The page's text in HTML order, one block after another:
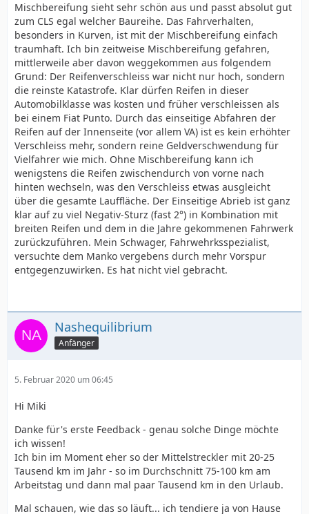
Mischbereifung sieht sehr schön aus und passt absolut gut
zum CLS egal welcher Baureihe. Das Fahrverhalten,
besonders in Kurven, ist mit der Mischbereifung einfach
traumhaft. Ich bin zeitweise Mischbereifung gefahren,
mittlerweile aber davon weggekommen aus folgendem
Grund: Der Reifenverschleiss war nicht nur hoch, sondern
die reinste Katastrofe. Klar dürfen Reifen in dieser
Automobilklasse was kosten und früher verschleissen als
bei einem Fiat Punto. Durch das einseitige Abfahren der
Reifen auf der Innenseite (vor allem VA) ist es kein erhöhter
Verschleiss mehr, sondern reine Geldverschwendung für
Vielfahrer wie mich. Ohne Mischbereifung kann ich
wenigstens die Reifen zwischendurch von vorne nach
hinten wechseln, was den Verschleiss etwas ausgleicht
über die gesamte Lauffläche. Der Einseitige Abrieb ist ganz
klar auf zu viel Negativ-Sturz (fast 2°) in Kombination mit
breiten Reifen und dem in die Jahre gekommenen Fahrwerk
zurückzuführen. Mein Schwager, Fahrwehrksspezialist,
versuchte dem Manko vergebens durch mehr Vorspur
entgegenzuwirken. Es hat nicht viel gebracht.
Nashequilibrium
Anfänger
5. Februar 2020 um 06:45
Hi Miki
Danke für's erste Feedback - genau solche Dinge möchte
ich wissen!
Ich bin im Moment eher so der Mittelstreckler mit 20-25
Tausend km im Jahr - so im Durchschnitt 75-100 km am
Arbeitstag und dann mal paar Tausend km in den Urlaub.
Mal schauen, wie das so läuft... ich tendiere ja von Hause